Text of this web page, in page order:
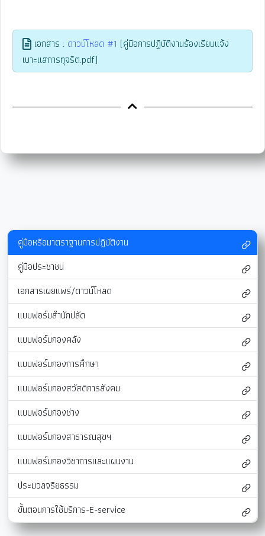
เอกสาร : ดาวน์โหลด #1 (คู่มือการปฏิบัติงานร้องเรียนแจ้ง
เบาะแสการทุจริต.pdf)
คู่มือหรือมาตราฐานการปฏิบัติงาน
คู่มือประชาชน
เอกสารเผยแพร่/ดาวน์โหลด
แบบฟอร์มสำนักปลัด
แบบฟอร์มกองคลัง
แบบฟอร์มกองการศึกษา
แบบฟอร์มกองสวัสดิการสังคม
แบบฟอร์มกองช่าง
แบบฟอร์มกองสาธารณสุขฯ
แบบฟอร์มกองวิชาการและแผนงาน
ประมวลจริยธรรม
ขั้นตอนการใช้บริการ-E-service